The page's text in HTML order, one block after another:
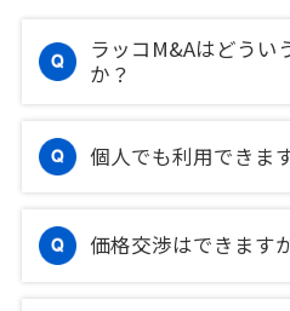
ラッコM&Aはどうい
か？
個人でも利用できま
価格交渉はできます